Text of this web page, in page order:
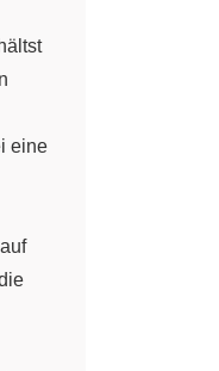
eine